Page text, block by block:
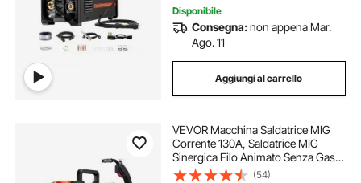
Disponibile
Consegna:non appena Mar.
Ago. 11
Aggiungi al carrello
VEVOR Macchina Saldatrice MIG
Corrente 130A, Saldatrice MIG
Sinergica Filo Animato Senza Gas,
Kit Saldatrice Portatile Saldatrice
(54)